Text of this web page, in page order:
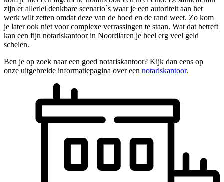
zijn er allerlei denkbare scenario`s waar je een autoriteit aan het
werk wilt zetten omdat deze van de hoed en de rand weet. Zo kom
je later ook niet voor complexe verrassingen te staan. Wat dat betreft
kan een fijn notariskantoor in Noordlaren je heel erg veel geld
schelen.
Ben je op zoek naar een goed notariskantoor? Kijk dan eens op
onze uitgebreide informatiepagina over een notariskantoor.